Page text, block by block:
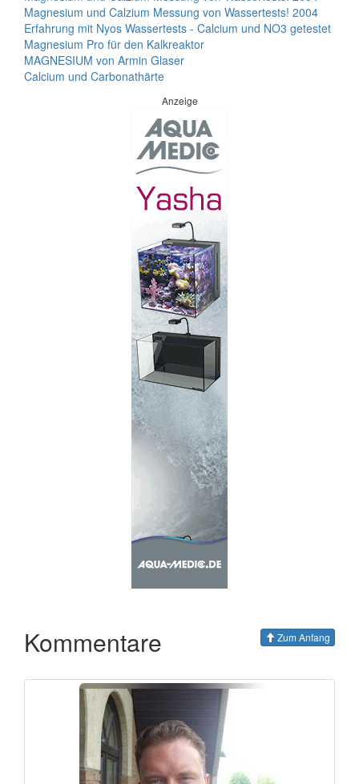
Magnesium und Calzium Messung von Wassertests! 2004
Erfahrung mit Nyos Wassertests - Calcium und NO3 getestet
Magnesium Pro für den Kalkreaktor
MAGNESIUM von Armin Glaser
Calcium und Carbonathärte
Anzeige
Kommentare Zum Anfang